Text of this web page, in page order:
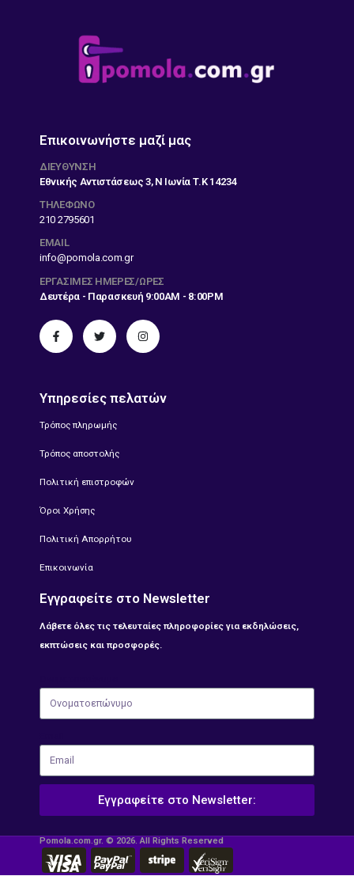
Επικοινωνήστε μαζί μας
ΔΙΕΎΘΥΝΣΗ
Εθνικής Αντιστάσεως 3, Ν Ιωνία Τ.Κ 14234
ΤΗΛΕΦΩΝΟ
210 2795601
EMAIL
info@pomola.com.gr
ΕΡΓΆΣΙΜΕΣ ΗΜΈΡΕΣ/ΏΡΕΣ
Δευτέρα - Παρασκευή 9:00AM - 8:00PM
Υπηρεσίες πελατών
Τρόπος πληρωμής
Τρόπος αποστολής
Πολιτική επιστροφών
Όροι Χρήσης
Πολιτική Απορρήτου
Επικοινωνία
Εγγραφείτε στο Newsletter
Λάβετε όλες τις τελευταίες πληροφορίες για εκδηλώσεις,
εκπτώσεις και προσφορές.
Εγγραφείτε στο Newsletter:
Pomola.com.gr. © 2026. All Rights Reserved